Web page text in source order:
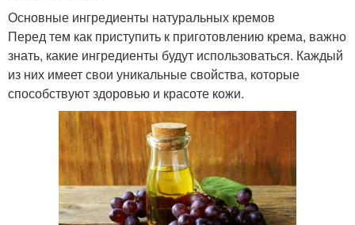
Основные ингредиенты натуральных кремов
Перед тем как приступить к приготовлению крема, важно
знать, какие ингредиенты будут использоваться. Каждый
из них имеет свои уникальные свойства, которые
способствуют здоровью и красоте кожи.